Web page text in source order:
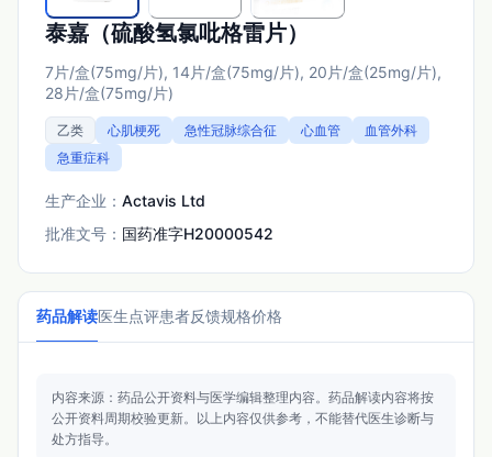
泰嘉（硫酸氢氯吡格雷片）
7片/盒(75mg/片), 14片/盒(75mg/片), 20片/盒(25mg/片),
28片/盒(75mg/片)
乙类 心肌梗死 急性冠脉综合征 心血管
血管外科
急重症科
生产企业： Actavis Ltd
批准文号： 国药准字H20000542
药品解读医生点评患者反馈规格价格
内容来源：药品公开资料与医学编辑整理内容。 药品解读内容将按
公开资料周期校验更新。 以上内容仅供参考，不能替代医生诊断与
处方指导。